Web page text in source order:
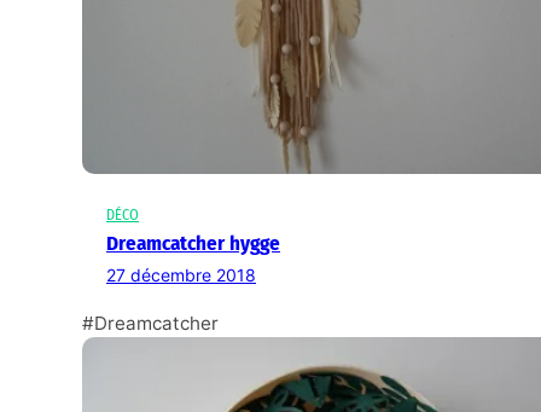
DÉCO
Dreamcatcher hygge
27 décembre 2018
#Dreamcatcher